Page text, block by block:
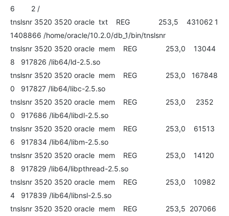
6 2 /
tnslsnr 3520 3520 oracle txt REG 253,5 431062 1
1408866 /home/oracle/10.2.0/db_1/bin/tnslsnr
tnslsnr 3520 3520 oracle mem REG 253,0 13044
8 917826 /lib64/ld-2.5.so
tnslsnr 3520 3520 oracle mem REG 253,0 167848
0 917827 /lib64/libc-2.5.so
tnslsnr 3520 3520 oracle mem REG 253,0 2352
0 917686 /lib64/libdl-2.5.so
tnslsnr 3520 3520 oracle mem REG 253,0 61513
6 917834 /lib64/libm-2.5.so
tnslsnr 3520 3520 oracle mem REG 253,0 14120
8 917829 /lib64/libpthread-2.5.so
tnslsnr 3520 3520 oracle mem REG 253,0 10982
4 917839 /lib64/libnsl-2.5.so
tnslsnr 3520 3520 oracle mem REG 253,5 207066